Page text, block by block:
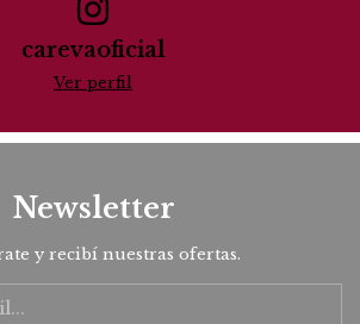
carevaoficial
Ver perfil
Newsletter
y recibí nuestras ofertas.